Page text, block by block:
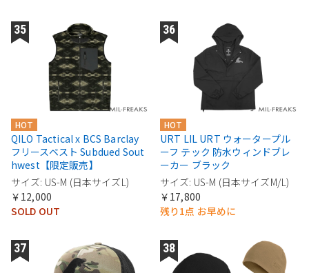
HOT
QILO Tactical x BCS Barclay
フリースベスト Subdued Sout
hwest【限定販売】
サイズ: US-M (日本サイズL)
￥12,000
SOLD OUT
HOT
URT LIL URT ウォータープル
ーフ テック 防水ウィンドブレ
ーカー ブラック
サイズ: US-M (日本サイズM/L)
￥17,800
残り1点 お早めに